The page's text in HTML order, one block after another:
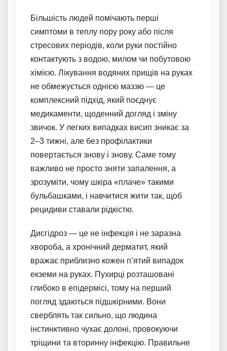
Більшість людей помічають перші
симптоми в теплу пору року або після
стресових періодів, коли руки постійно
контактують з водою, милом чи побутовою
хімією. Лікування водяних прищів на руках
не обмежується однією маззю — це
комплексний підхід, який поєднує
медикаменти, щоденний догляд і зміну
звичок. У легких випадках висип зникає за
2–3 тижні, але без профілактики
повертається знову і знову. Саме тому
важливо не просто зняти запалення, а
зрозуміти, чому шкіра «плаче» такими
бульбашками, і навчитися жити так, щоб
рецидиви ставали рідкістю.
Дисгідроз — це не інфекція і не заразна
хвороба, а хронічний дерматит, який
вражає приблизно кожен п’ятий випадок
екземи на руках. Пухирці розташовані
глибоко в епідермісі, тому на перший
погляд здаються підшкірними. Вони
сверблять так сильно, що людина
інстинктивно чухає долоні, провокуючи
тріщини та вторинну інфекцію. Правильне